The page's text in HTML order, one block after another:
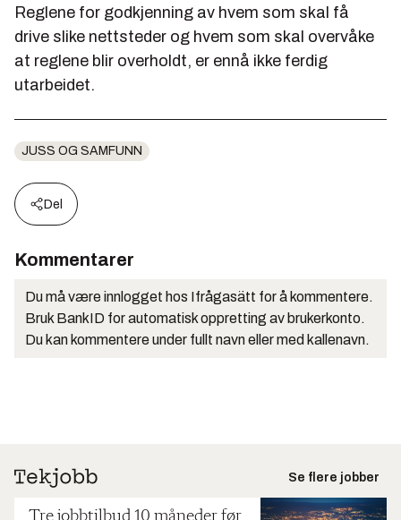
Reglene for godkjenning av hvem som skal få
drive slike nettsteder og hvem som skal overvåke
at reglene blir overholdt, er ennå ikke ferdig
utarbeidet.
JUSS OG SAMFUNN
Del
Kommentarer
Du må være innlogget hos Ifrågasätt for å kommentere.
Bruk BankID for automatisk oppretting av brukerkonto.
Du kan kommentere under fullt navn eller med kallenavn.
Se flere jobber